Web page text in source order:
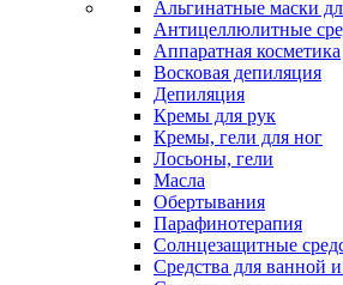
Альгинатные маски
Антицеллюлитные
Аппаратная косметика
Восковая депиляция
Депиляция
Кремы для рук
Кремы, гели для ног
Лосьоны, гели
Масла
Обертывания
Парафинотерапия
Солнцезащитные
Средства для ванной